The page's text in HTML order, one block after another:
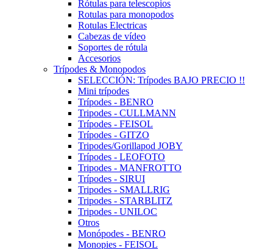
Rótulas para telescopios
Rotulas para monopodos
Rotulas Electricas
Cabezas de vídeo
Soportes de rótula
Accesorios
Trípodes & Monopodos
SELECCIÓN: Trípodes BAJO PRECIO !!
Mini trípodes
Trípodes - BENRO
Tripodes - CULLMANN
Trípodes - FEISOL
Trípodes - GITZO
Tripodes/Gorillapod JOBY
Trípodes - LEOFOTO
Tripodes - MANFROTTO
Trípodes - SIRUI
Tripodes - SMALLRIG
Tripodes - STARBLITZ
Tripodes - UNILOC
Otros
Monópodes - BENRO
Monopies - FEISOL